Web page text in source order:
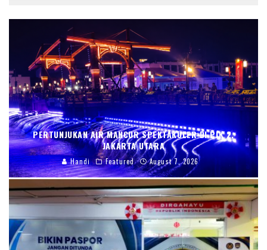
PERTUNJUKAN AIR MANCUR SPEKTAKULER DI PIK 2,
JAKARTA UTARA
Handi Featured August 7, 2026